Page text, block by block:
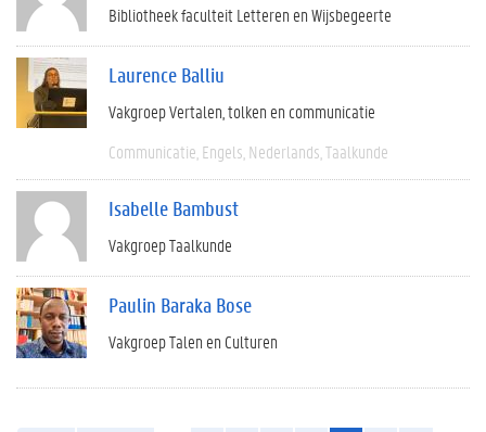
Bibliotheek faculteit Letteren en Wijsbegeerte
Laurence Balliu
Vakgroep Vertalen, tolken en communicatie
Communicatie Engels Nederlands Taalkunde
Isabelle Bambust
Vakgroep Taalkunde
Paulin Baraka Bose
Vakgroep Talen en Culturen